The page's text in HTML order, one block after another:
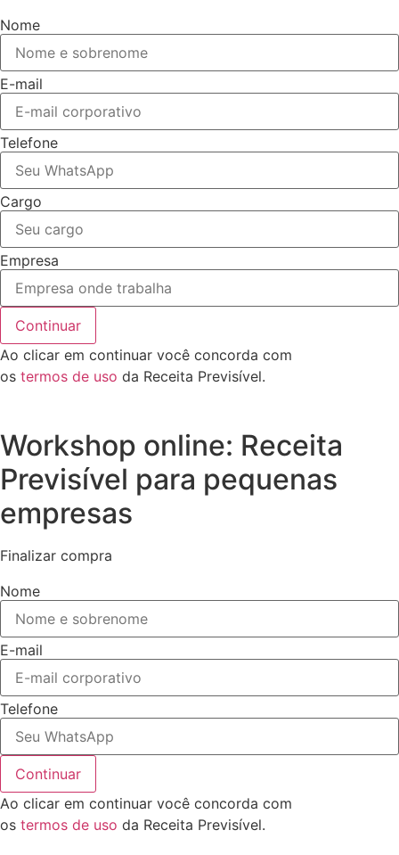
Nome
E-mail
Telefone
Cargo
Empresa
Continuar
Ao clicar em continuar você concorda com
os termos de uso da Receita Previsível.
Workshop online: Receita
Previsível para pequenas
empresas
Finalizar compra
Nome
E-mail
Telefone
Continuar
Ao clicar em continuar você concorda com
os termos de uso da Receita Previsível.